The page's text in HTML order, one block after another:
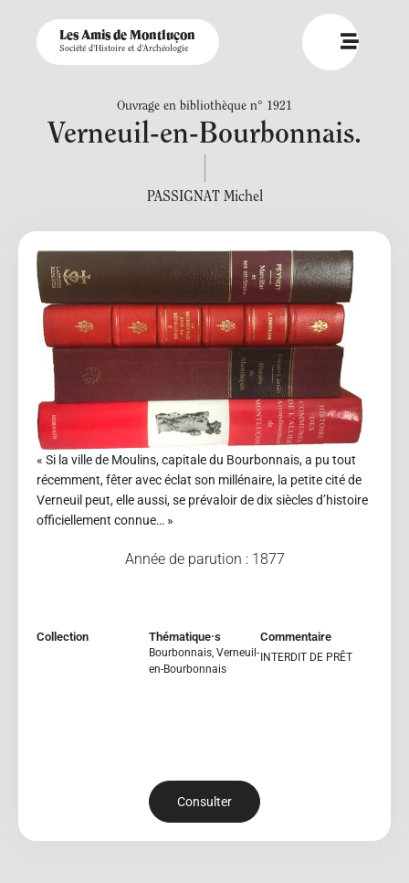
Les Amis de Montluçon
Société d'Histoire et d'Archéologie
Ouvrage en bibliothèque n° 1921
Verneuil-en-Bourbonnais.
PASSIGNAT Michel
« Si la ville de Moulins, capitale du Bourbonnais, a pu tout
récemment, fêter avec éclat son millénaire, la petite cité de
Verneuil peut, elle aussi, se prévaloir de dix siècles d’histoire
officiellement connue… »
Année de parution : 1877
Collection Thématique·s
Bourbonnais, Verneuil-
en-Bourbonnais
Commentaire
INTERDIT DE PRÊT
Consulter